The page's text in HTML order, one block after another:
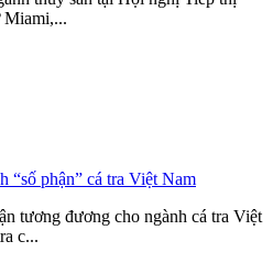
Miami,...
“số phận” cá tra Việt Nam
tương đương cho ngành cá tra Việt
c...